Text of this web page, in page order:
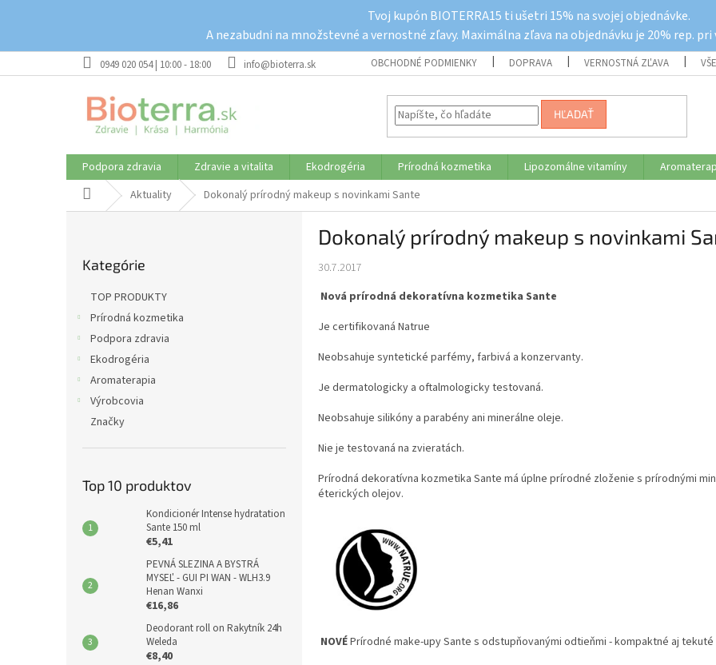
Tvoj kupón BIOTERRA15 ti ušetri 15% na svojej objednávke.
A nezabudni na množstevné a vernostné zľavy. Maximálna zľava na objednávku je 20% rep. pri
0949 020 054 | 10:00 - 18:00 info@bioterra.sk OBCHODNÉ PODMIENKY DOPRAVA VERNOSTNÁ ZĽAVA
HĽADAŤ
Podpora zdravia Zdravie a vitalita Ekodrogéria Prírodná kozmetika Lipozomálne vitamíny
DomovAktuality Dokonalý prírodný makeup s novinkami Sante
kategórie
Kategórie
TOP PRODUKTY
Prírodná kozmetika
Podpora zdravia
Ekodrogéria
Aromaterapia
Výrobcovia
Značky
Top 10 produktov
Kondicionér Intense hydratation
Sante 150 ml
€5,41
PEVNÁ SLEZINA A BYSTRÁ
MYSEĽ - GUI PI WAN - WLH3.9
Henan Wanxi
€16,86
Deodorant roll on Rakytník 24h
Weleda
€8,40
Dokonalý prírodný makeup s novinkami
30.7.2017
Nová prírodná dekoratívna kozmetika Sante
Je certifikovaná Natrue
Neobsahuje syntetické parfémy, farbivá a konzervanty.
Je dermatologicky a oftalmologicky testovaná.
Neobsahuje silikóny a parabény ani minerálne oleje.
Nie je testovaná na zvieratách.
Prírodná dekoratívna kozmetika Sante má úplne prírodné zloženie s prírodnými
éterických olejov.
NOVÉPrírodné make-upy Sante s odstupňovanými odtieňmi - kompaktné aj tekuté